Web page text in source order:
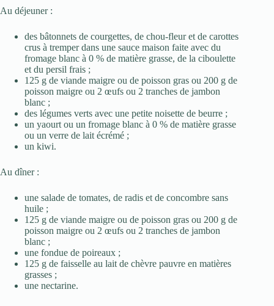
Au déjeuner :
des bâtonnets de courgettes, de chou-fleur et de carottes
crus à tremper dans une sauce maison faite avec du
fromage blanc à 0 % de matière grasse, de la ciboulette
et du persil frais ;
125 g de viande maigre ou de poisson gras ou 200 g de
poisson maigre ou 2 œufs ou 2 tranches de jambon
blanc ;
des légumes verts avec une petite noisette de beurre ;
un yaourt ou un fromage blanc à 0 % de matière grasse
ou un verre de lait écrémé ;
un kiwi.
Au dîner :
une salade de tomates, de radis et de concombre sans
huile ;
125 g de viande maigre ou de poisson gras ou 200 g de
poisson maigre ou 2 œufs ou 2 tranches de jambon
blanc ;
une fondue de poireaux ;
125 g de faisselle au lait de chèvre pauvre en matières
grasses ;
une nectarine.